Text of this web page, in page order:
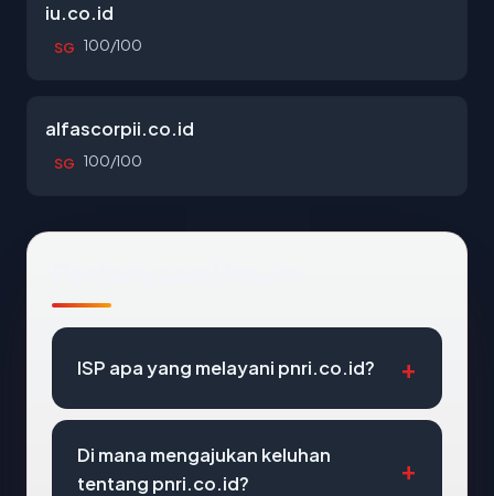
iu.co.id
SG 100/100
alfascorpii.co.id
SG 100/100
ISP apa yang melayani pnri.co.id?
Di mana mengajukan keluhan
tentang pnri.co.id?